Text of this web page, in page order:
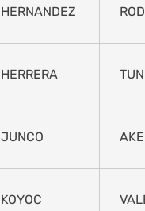
HERNANDEZ
HERRERA TUN
JUNCO AKE
KOYOC